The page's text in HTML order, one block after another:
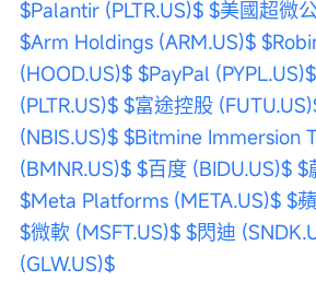
$Palantir (PLTR.US)$ $美國超微
$Arm Holdings (ARM.US)$
(HOOD.US)$ $PayPal (PYPL.US)$
(PLTR.US)$ $富途控股
(NBIS.US)$ $Bitmine Immersion
(BMNR.US)$ $百度 (BIDU.US)$ $
$Meta Platforms (META.US)$ $
$微軟 (MSFT.US)$ $閃迪
(GLW.US)$